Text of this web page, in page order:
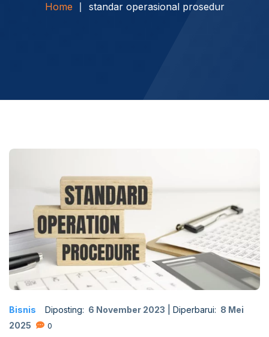
Home standar operasional prosedur
Bisnis Diposting: 6 November 2023 Diperbarui: 8 Mei
2025
0